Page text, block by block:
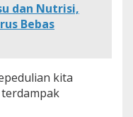
dan Nutrisi,
Bebas
kita